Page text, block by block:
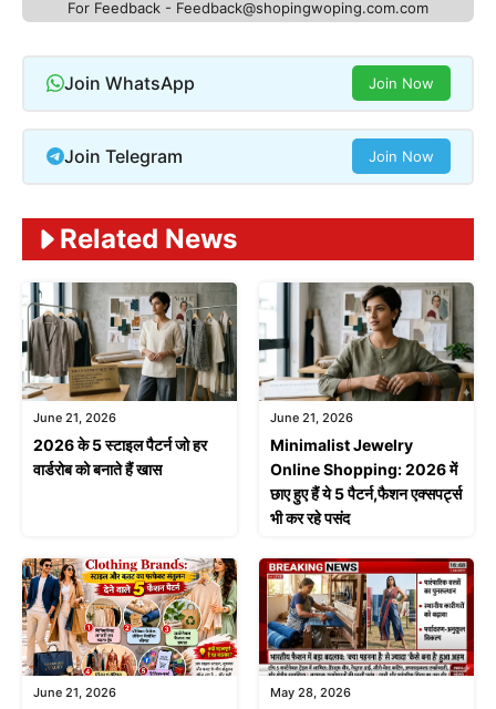
For Feedback - Feedback@shopingwoping.com.com
Join WhatsApp Join Now
Join Telegram Join Now
Related News
June 21, 2026
2026 के 5 स्टाइल पैटर्न जो हर
वार्डरोब को बनाते हैं खास
June 21, 2026
Minimalist Jewelry
Online Shopping: 2026 में
छाए हुए हैं ये 5 पैटर्न,फैशन एक्सपर्ट्स
भी कर रहे पसंद
June 21, 2026 May 28, 2026